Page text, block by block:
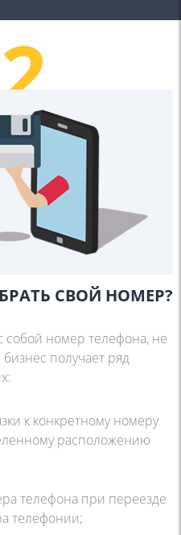
СВОЙ НОМЕР?
собой номер телефона, не
получает ряд
к конкретному номеру
расположению
телефона при переезде
телефонии;